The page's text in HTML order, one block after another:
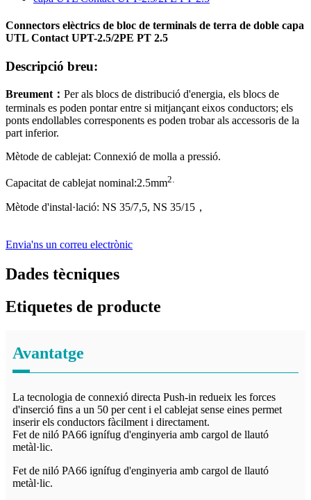
Connectors elèctrics de bloc de terminals de terra de doble capa
UTL Contact UPT-2.5/2PE PT 2.5
Descripció breu:
Breument ： Per als blocs de distribució d'energia, els blocs de
terminals es poden pontar entre si mitjançant eixos conductors; els
ponts endollables corresponents es poden trobar als accessoris de la
part inferior.
Mètode de cablejat: Connexió de molla a pressió.
Capacitat de cablejat nominal:2.5mm2.
Mètode d'instal·lació: NS 35/7,5, NS 35/15 ，
Envia'ns un correu electrònic
Dades tècniques
Etiquetes de producte
Avantatge
La tecnologia de connexió directa Push-in redueix les forces
d'inserció fins a un 50 per cent i el cablejat sense eines permet
inserir els conductors fàcilment i directament.
Fet de niló PA66 ignífug d'enginyeria amb cargol de llautó
metàl·lic.
Fet de niló PA66 ignífug d'enginyeria amb cargol de llautó
metàl·lic.